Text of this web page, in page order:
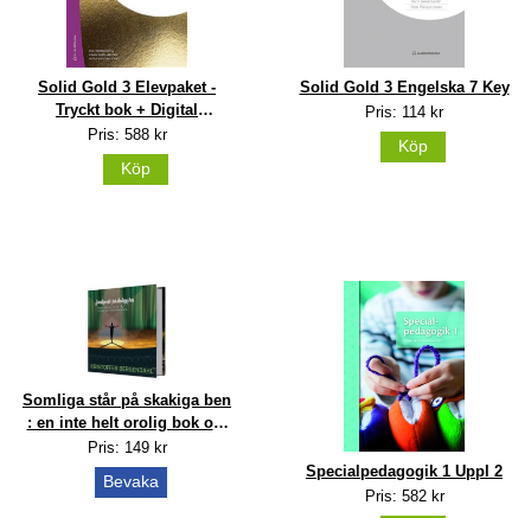
Solid Gold 3 Elevpaket -
Tryckt bok + Digital
elevlicens 36 mån Uppl 1
Pris: 588 kr
Köp
Solid Gold 3 Engelska 7 Key
Pris: 114 kr
Köp
Somliga står på skakiga ben
: en inte helt orolig bok om
storytelling och
presentationsteknik
Pris: 149 kr
Bevaka
Specialpedagogik 1 Uppl 2
Pris: 582 kr